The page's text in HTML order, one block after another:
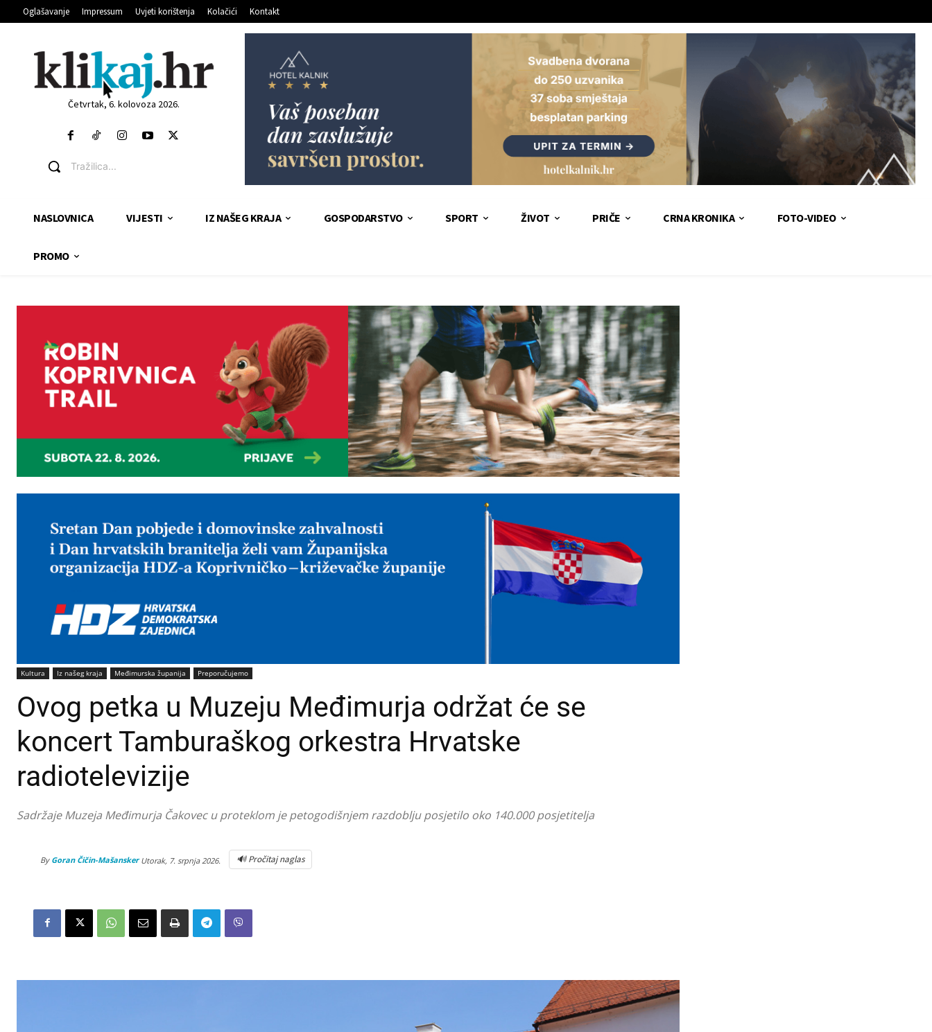
Oglašavanje Impressum Uvjeti korištenja Kolačići Kontakt
Četvrtak, 6. kolovoza 2026.
Tražilica...
NASLOVNICA VIJESTI IZ NAŠEG KRAJA GOSPODARSTVO SPORT ŽIVOT PRIČE CRNA KRONIKA FOTO-VIDEO
PROMO
Kultura Iz našeg kraja Međimurska županija Preporučujemo
Ovog petka u Muzeju Međimurja održat će se
koncert Tamburaškog orkestra Hrvatske
radiotelevizije
Sadržaje Muzeja Međimurja Čakovec u proteklom je petogodišnjem razdoblju posjetilo oko 140.000 posjetitelja
By Goran Čičin-Mašansker Utorak, 7. srpnja 2026. 🔊 Pročitaj naglas